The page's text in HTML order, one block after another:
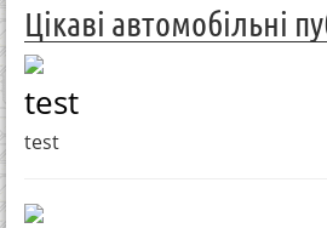
Цікаві автомобільні
test
test